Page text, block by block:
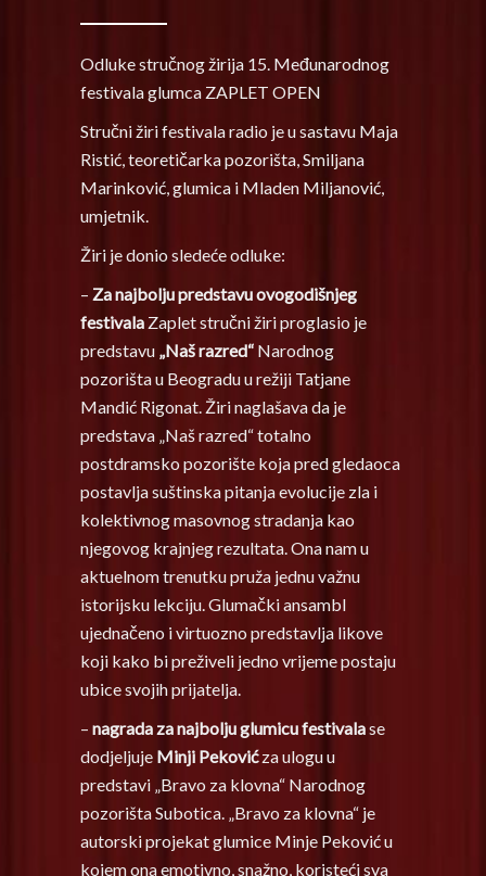
Odluke stručnog žirija 15. Međunarodnog
festivala glumca ZAPLET OPEN
Stručni žiri festivala radio je u sastavu Maja
Ristić, teoretičarka pozorišta, Smiljana
Marinković, glumica i Mladen Miljanović,
umjetnik.
Žiri je donio sledeće odluke:
– Za najbolju predstavu ovogodišnjeg
festivala Zaplet stručni žiri proglasio je
predstavu „Naš razred“ Narodnog
pozorišta u Beogradu u režiji Tatjane
Mandić Rigonat. Žiri naglašava da je
predstava „Naš razred“ totalno
postdramsko pozorište koja pred gledaoca
postavlja suštinska pitanja evolucije zla i
kolektivnog masovnog stradanja kao
njegovog krajnjeg rezultata. Ona nam u
aktuelnom trenutku pruža jednu važnu
istorijsku lekciju. Glumački ansambl
ujednačeno i virtuozno predstavlja likove
koji kako bi preživeli jedno vrijeme postaju
ubice svojih prijatelja.
– nagrada za najbolju glumicu festivalase
dodjeljuje Minji Pekovićza ulogu u
predstavi „Bravo za klovna“ Narodnog
pozorišta Subotica. „Bravo za klovna“ je
autorski projekat glumice Minje Peković u
kojem ona emotivno, snažno, koristeći sva